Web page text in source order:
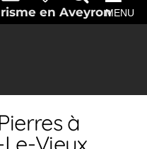
en AveyronMENU
à